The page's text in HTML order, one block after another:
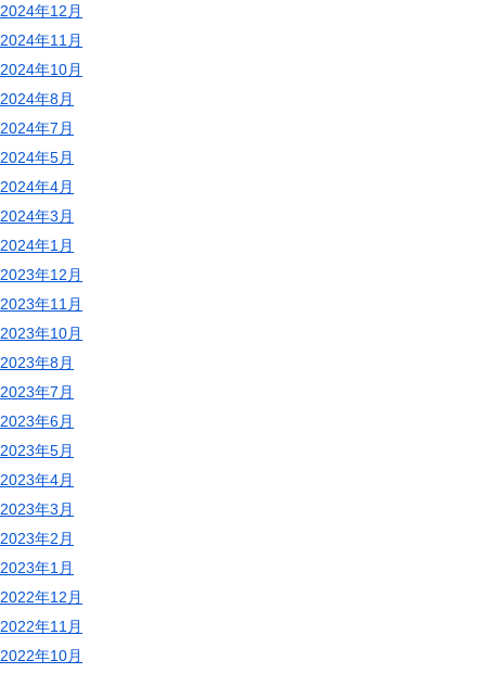
2024年12月
2024年11月
2024年10月
2024年8月
2024年7月
2024年5月
2024年4月
2024年3月
2024年1月
2023年12月
2023年11月
2023年10月
2023年8月
2023年7月
2023年6月
2023年5月
2023年4月
2023年3月
2023年2月
2023年1月
2022年12月
2022年11月
2022年10月